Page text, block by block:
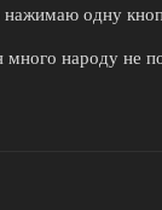
одну
много народу не